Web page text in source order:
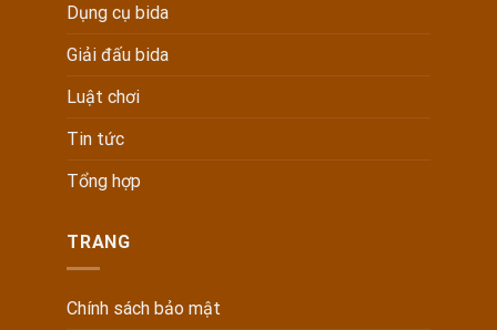
Dụng cụ bida
Giải đấu bida
Luật chơi
Tin tức
Tổng hợp
TRANG
Chính sách bảo mật